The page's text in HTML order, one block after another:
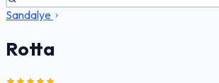
Sandalye
Rotta